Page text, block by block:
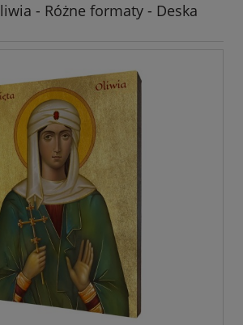
- Różne formaty - Deska